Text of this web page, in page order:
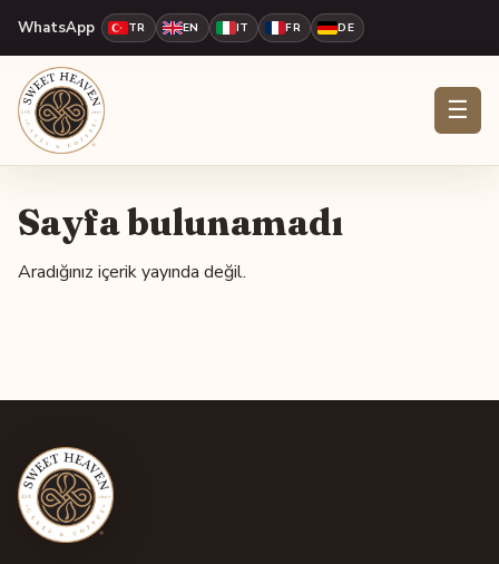
WhatsApp TR EN IT FR DE
☰
Sayfa bulunamadı
Aradığınız içerik yayında değil.